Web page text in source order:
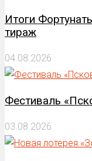
Итоги
тираж
04.08.2026
Фестиваль
03.08.2026